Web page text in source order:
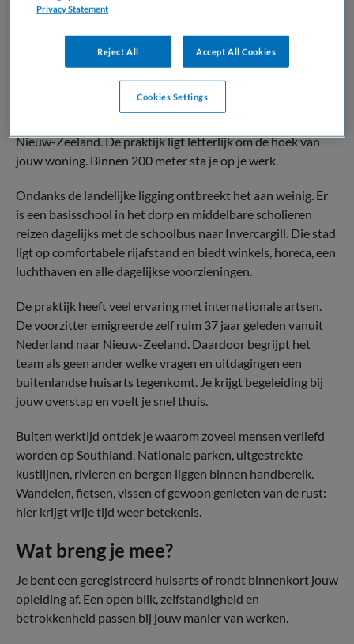
Langere inzet heeft de voorkeur, zodat patiënten profiteren
van continuïteit.
Jouw nieuwe werkplek
Je werkt in Otautau, een vriendelijk dorp met ongeveer 800
Nieuw-Zeeland. De praktijk ligt letterlijk om de hoek van
jouw woning. Binnen 200 meter sta je op je werk.
Ondanks de landelijke ligging ontbreekt het aan weinig. Er
is een basisschool in het dorp en middelbare scholieren
reizen dagelijks met de schoolbus naar Invercargill. Die stad
ligt op comfortabele rijafstand en biedt winkels, horeca, een
luchthaven en alle dagelijkse voorzieningen.
De praktijk heeft veel ervaring met internationale artsen.
De voorzitter emigreerde zelf ruim 37 jaar geleden vanuit
Nederland naar Nieuw-Zeeland. Daardoor begrijpt het
team als geen ander welke vragen en uitdagingen een
buitenlandse huisarts tegenkomt. Je krijgt begeleiding bij
jouw overstap en voelt je snel thuis.
Buiten werktijd ontdek je waarom zoveel mensen verliefd
worden op Southland. Nationale parken, uitgestrekte
kustlijnen, rivieren en bergen liggen binnen handbereik.
Wandelen, fietsen, vissen of gewoon genieten van de rust:
hier krijgt vrije tijd weer betekenis.
Wat breng je mee?
Je bent een geregistreerd huisarts of rondt binnenkort jouw
opleiding af. Een open blik, zelfstandigheid en
betrokkenheid passen bij jouw manier van werken.
Privacy Statement
Reject All Accept All Cookies
Cookies Settings